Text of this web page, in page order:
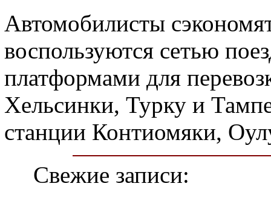
Автомобилисты
воспользуются сетью
платформами для
Хельсинки, Турку и
станции Контиомяки,
Свежие записи: